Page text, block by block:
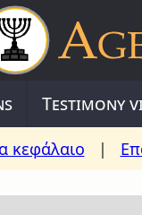
Testimony
κεφάλαιο |